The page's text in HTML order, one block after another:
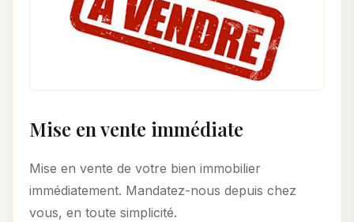
Mise en vente immédiate
Mise en vente de votre bien immobilier
immédiatement. Mandatez-nous depuis chez
vous, en toute simplicité.